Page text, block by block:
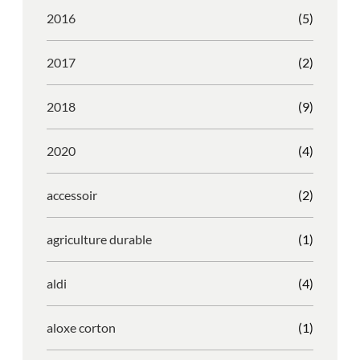
2016 (5)
2017 (2)
2018 (9)
2020 (4)
accessoir (2)
agriculture durable (1)
aldi (4)
aloxe corton (1)